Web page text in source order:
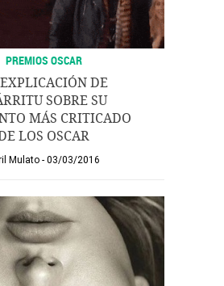
PREMIOS OSCAR
DE
SOBRE SU
MÁS CRITICADO
LOS OSCAR
Mulato 03/03/2016